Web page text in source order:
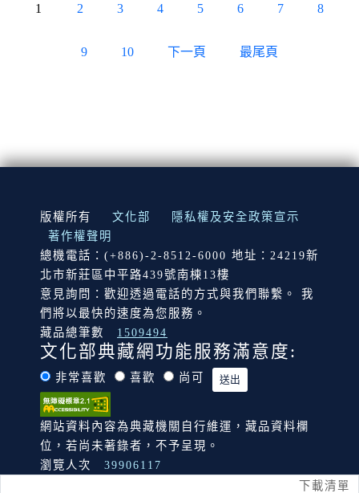
下載清單
1 2 3 4 5 6 7 8
9 10 下一頁 最尾頁
:::
版權所有 文化部
隱私權及安全政策宣示
著作權聲明
總機電話：(+886)-2-8512-6000 地址：24219新
北市新莊區中平路439號南棟13樓
意見詢問：歡迎透過電話的方式與我們聯繫。 我
們將以最快的速度為您服務。
藏品總筆數
1509494
文化部典藏網功能服務滿意度:
非常喜歡 喜歡 尚可
網站資料內容為典藏機關自行維運，藏品資料欄
位，若尚未著錄者，不予呈現。
瀏覽人次
39906117